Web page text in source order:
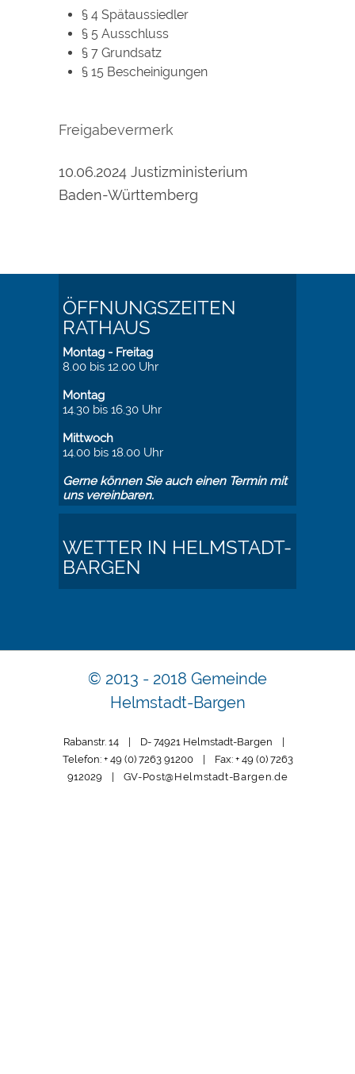
§ 4 Spätaussiedler
§ 5 Ausschluss
§ 7 Grundsatz
§ 15 Bescheinigungen
Freigabevermerk
10.06.2024 Justizministerium
Baden-Württemberg
ÖFFNUNGSZEITEN
RATHAUS
Montag - Freitag
8.00 bis 12.00 Uhr
Montag
14.30 bis 16.30 Uhr
Mittwoch
14.00 bis 18.00 Uhr
Gerne können Sie auch einen Termin mit
uns vereinbaren.
WETTER IN HELMSTADT-
BARGEN
© 2013 - 2018 Gemeinde
Helmstadt-Bargen
Rabanstr. 14 | D- 74921 Helmstadt-Bargen |
Telefon: + 49 (0) 7263 91200 | Fax: + 49 (0) 7263
912029 | GV-Post@Helmstadt-Bargen.de